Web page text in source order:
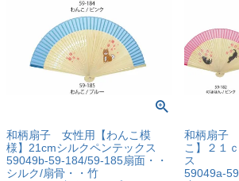
和柄扇子 女性用【わんこ模
様】21cmシルクペンテックス
59049b-59-184/59-185扇面・・
シルク/扇骨・・竹
和柄扇子
こ】２１
ス
59049a-